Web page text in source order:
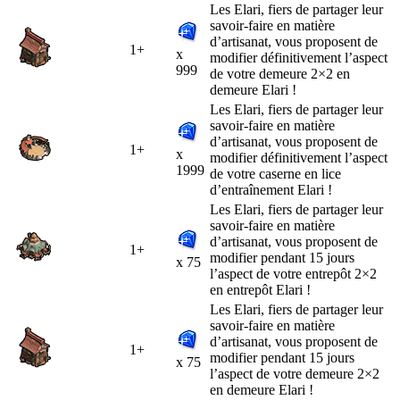
1+
x
999
Les Elari, fiers de partager leur
savoir-faire en matière
d’artisanat, vous proposent de
modifier définitivement l’aspect
de votre demeure 2×2 en
demeure Elari !
1+
x
1999
Les Elari, fiers de partager leur
savoir-faire en matière
d’artisanat, vous proposent de
modifier définitivement l’aspect
de votre caserne en lice
d’entraînement Elari !
1+
x 75
Les Elari, fiers de partager leur
savoir-faire en matière
d’artisanat, vous proposent de
modifier pendant 15 jours
l’aspect de votre entrepôt 2×2
en entrepôt Elari !
1+
x 75
Les Elari, fiers de partager leur
savoir-faire en matière
d’artisanat, vous proposent de
modifier pendant 15 jours
l’aspect de votre demeure 2×2
en demeure Elari !